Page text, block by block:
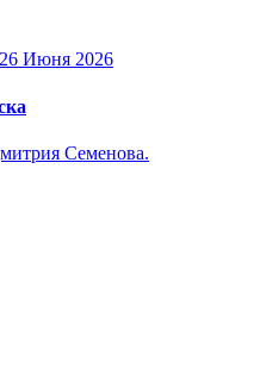
26 Июня 2026
Семенова.